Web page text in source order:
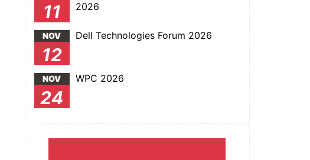
11
2026
NOV
12
Dell Technologies Forum 2026
NOV
24
WPC 2026